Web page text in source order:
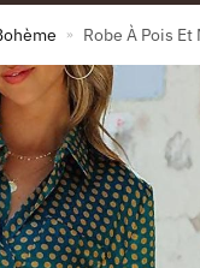
» Robe À Pois Et